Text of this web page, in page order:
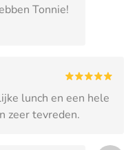
Tonnie!
lunch en een hele
zeer tevreden.